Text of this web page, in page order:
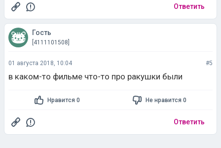
Ответить
Гость
[4111101508]
01 августа 2018, 10:04 #5
в каком-то фильме что-то про ракушки были
Нравится 0 Не нравится 0
Ответить